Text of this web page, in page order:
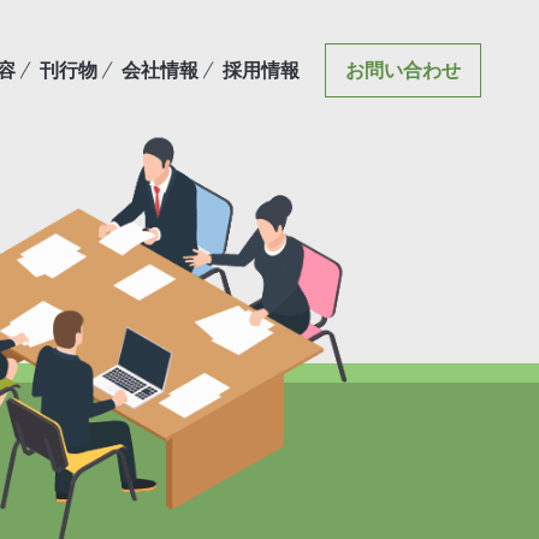
刊行物 会社情報 採用情報 お問い合わせ